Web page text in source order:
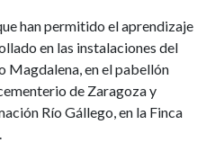
han permitido el aprendizaje
en las instalaciones del
Magdalena, en el pabellón
de Zaragoza y
Río Gállego, en la Finca